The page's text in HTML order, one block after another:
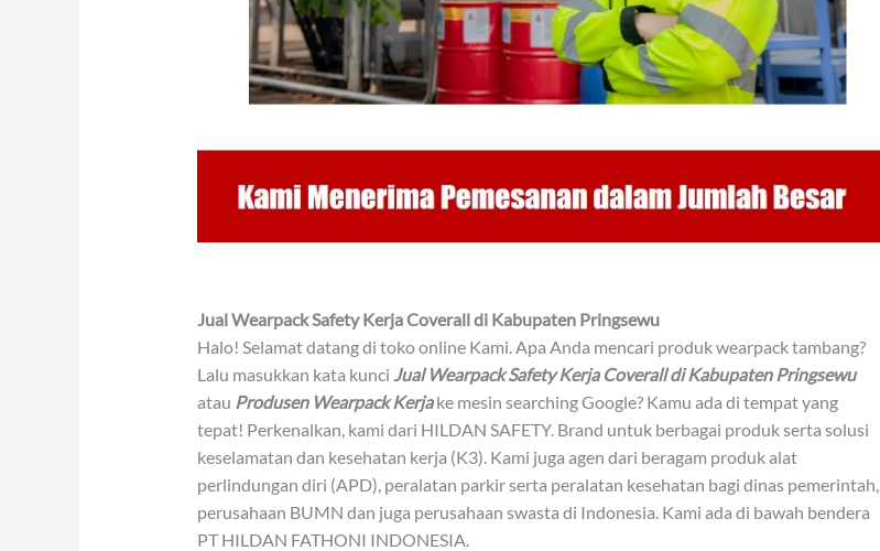
Jual Wearpack Safety Kerja Coverall di Kabupaten Pringsewu
Halo! Selamat datang di toko online Kami. Apa Anda mencari produk wearpack tambang?
Lalu masukkan kata kunci Jual Wearpack Safety Kerja Coverall di Kabupaten Pringsewu
atau Produsen Wearpack Kerjake mesin searching Google? Kamu ada di tempat yang
tepat! Perkenalkan, kami dari HILDAN SAFETY. Brand untuk berbagai produk serta solusi
keselamatan dan kesehatan kerja (K3). Kami juga agen dari beragam produk alat
perlindungan diri (APD), peralatan parkir serta peralatan kesehatan bagi dinas pemerintah,
perusahaan BUMN dan juga perusahaan swasta di Indonesia. Kami ada di bawah bendera
PT HILDAN FATHONI INDONESIA.